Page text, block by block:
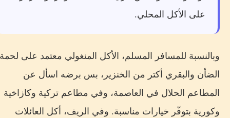
على الأكل المحلي.
وبالنسبة للمسافر المسلم، الأكل المنغولي معتمد على لحمة
الضأن والبقري أكتر من الخنزير، بس برضه اسأل عن
المطاعم الحلال في العاصمة، وفي مطاعم تركية وكازاخية
وكورية بتوفّر خيارات مناسبة. وفي الريف، أكل العائلات